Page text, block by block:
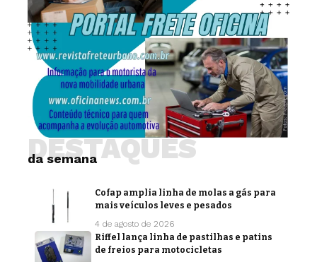
da semana
DESTAQUES
Cofap amplia linha de molas a gás para
mais veículos leves e pesados
4 de agosto de 2026
Riffel lança linha de pastilhas e patins
de freios para motocicletas